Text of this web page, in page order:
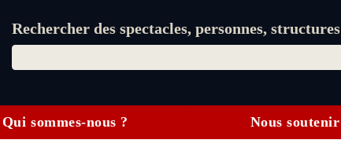
Rechercher des spectacles, personnes, structures
Qui sommes-nous ? Nous soutenir